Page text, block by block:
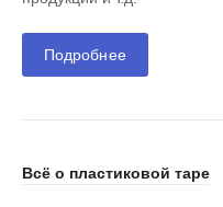
Подробнее
Всё о пластиковой таре